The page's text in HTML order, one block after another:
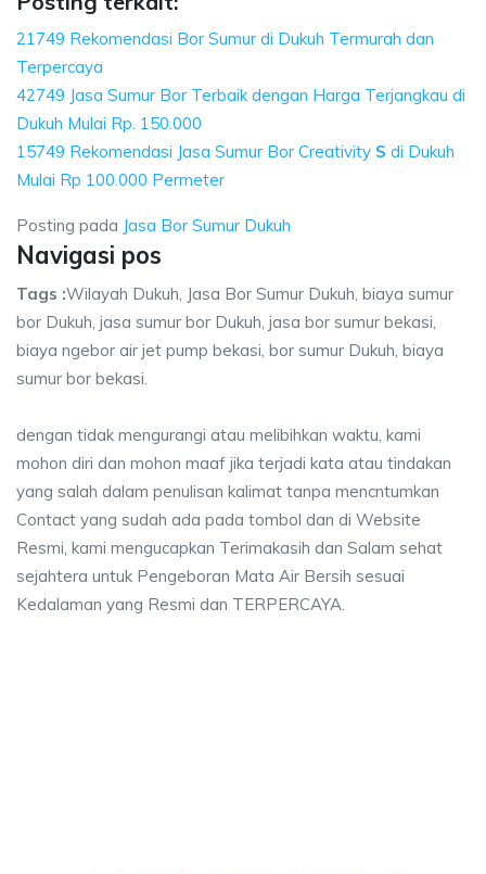
21749 Rekomendasi Bor Sumur di Dukuh Termurah dan
Terpercaya
42749 Jasa Sumur Bor Terbaik dengan Harga Terjangkau di
Dukuh Mulai Rp. 150.000
15749 Rekomendasi Jasa Sumur Bor Creativity S di Dukuh
Mulai Rp 100.000 Permeter
Posting pada Jasa Bor Sumur Dukuh
Navigasi pos
Tags :Wilayah Dukuh, Jasa Bor Sumur Dukuh, biaya sumur
bor Dukuh, jasa sumur bor Dukuh, jasa bor sumur bekasi,
biaya ngebor air jet pump bekasi, bor sumur Dukuh, biaya
sumur bor bekasi.
dengan tidak mengurangi atau melibihkan waktu, kami
mohon diri dan mohon maaf jika terjadi kata atau tindakan
yang salah dalam penulisan kalimat tanpa mencntumkan
Contact yang sudah ada pada tombol dan di Website
Resmi, kami mengucapkan Terimakasih dan Salam sehat
sejahtera untuk Pengeboran Mata Air Bersih sesuai
Kedalaman yang Resmi dan TERPERCAYA.